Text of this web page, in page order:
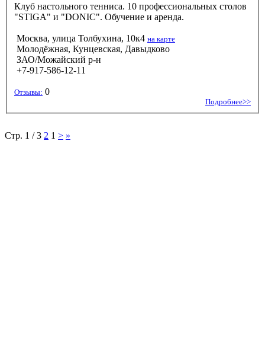
Клуб настольного тенниса. 10 профессиональных столов
"STIGA" и "DONIC". Обучение и аренда.
Москва, улица Толбухина, 10к4 на карте
Молодёжная, Кунцевская, Давыдково
ЗАО/Можайский р-н
+7-917-586-12-11
Отзывы: 0
Подробнее>>
Стр. 1 / 3 2 1 > »